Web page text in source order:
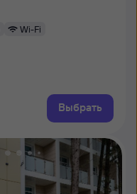
Wi-Fi
Выбрать